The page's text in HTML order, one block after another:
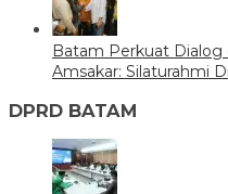
Batam Perkuat Dialog
Amsakar: Silaturahmi
DPRD BATAM